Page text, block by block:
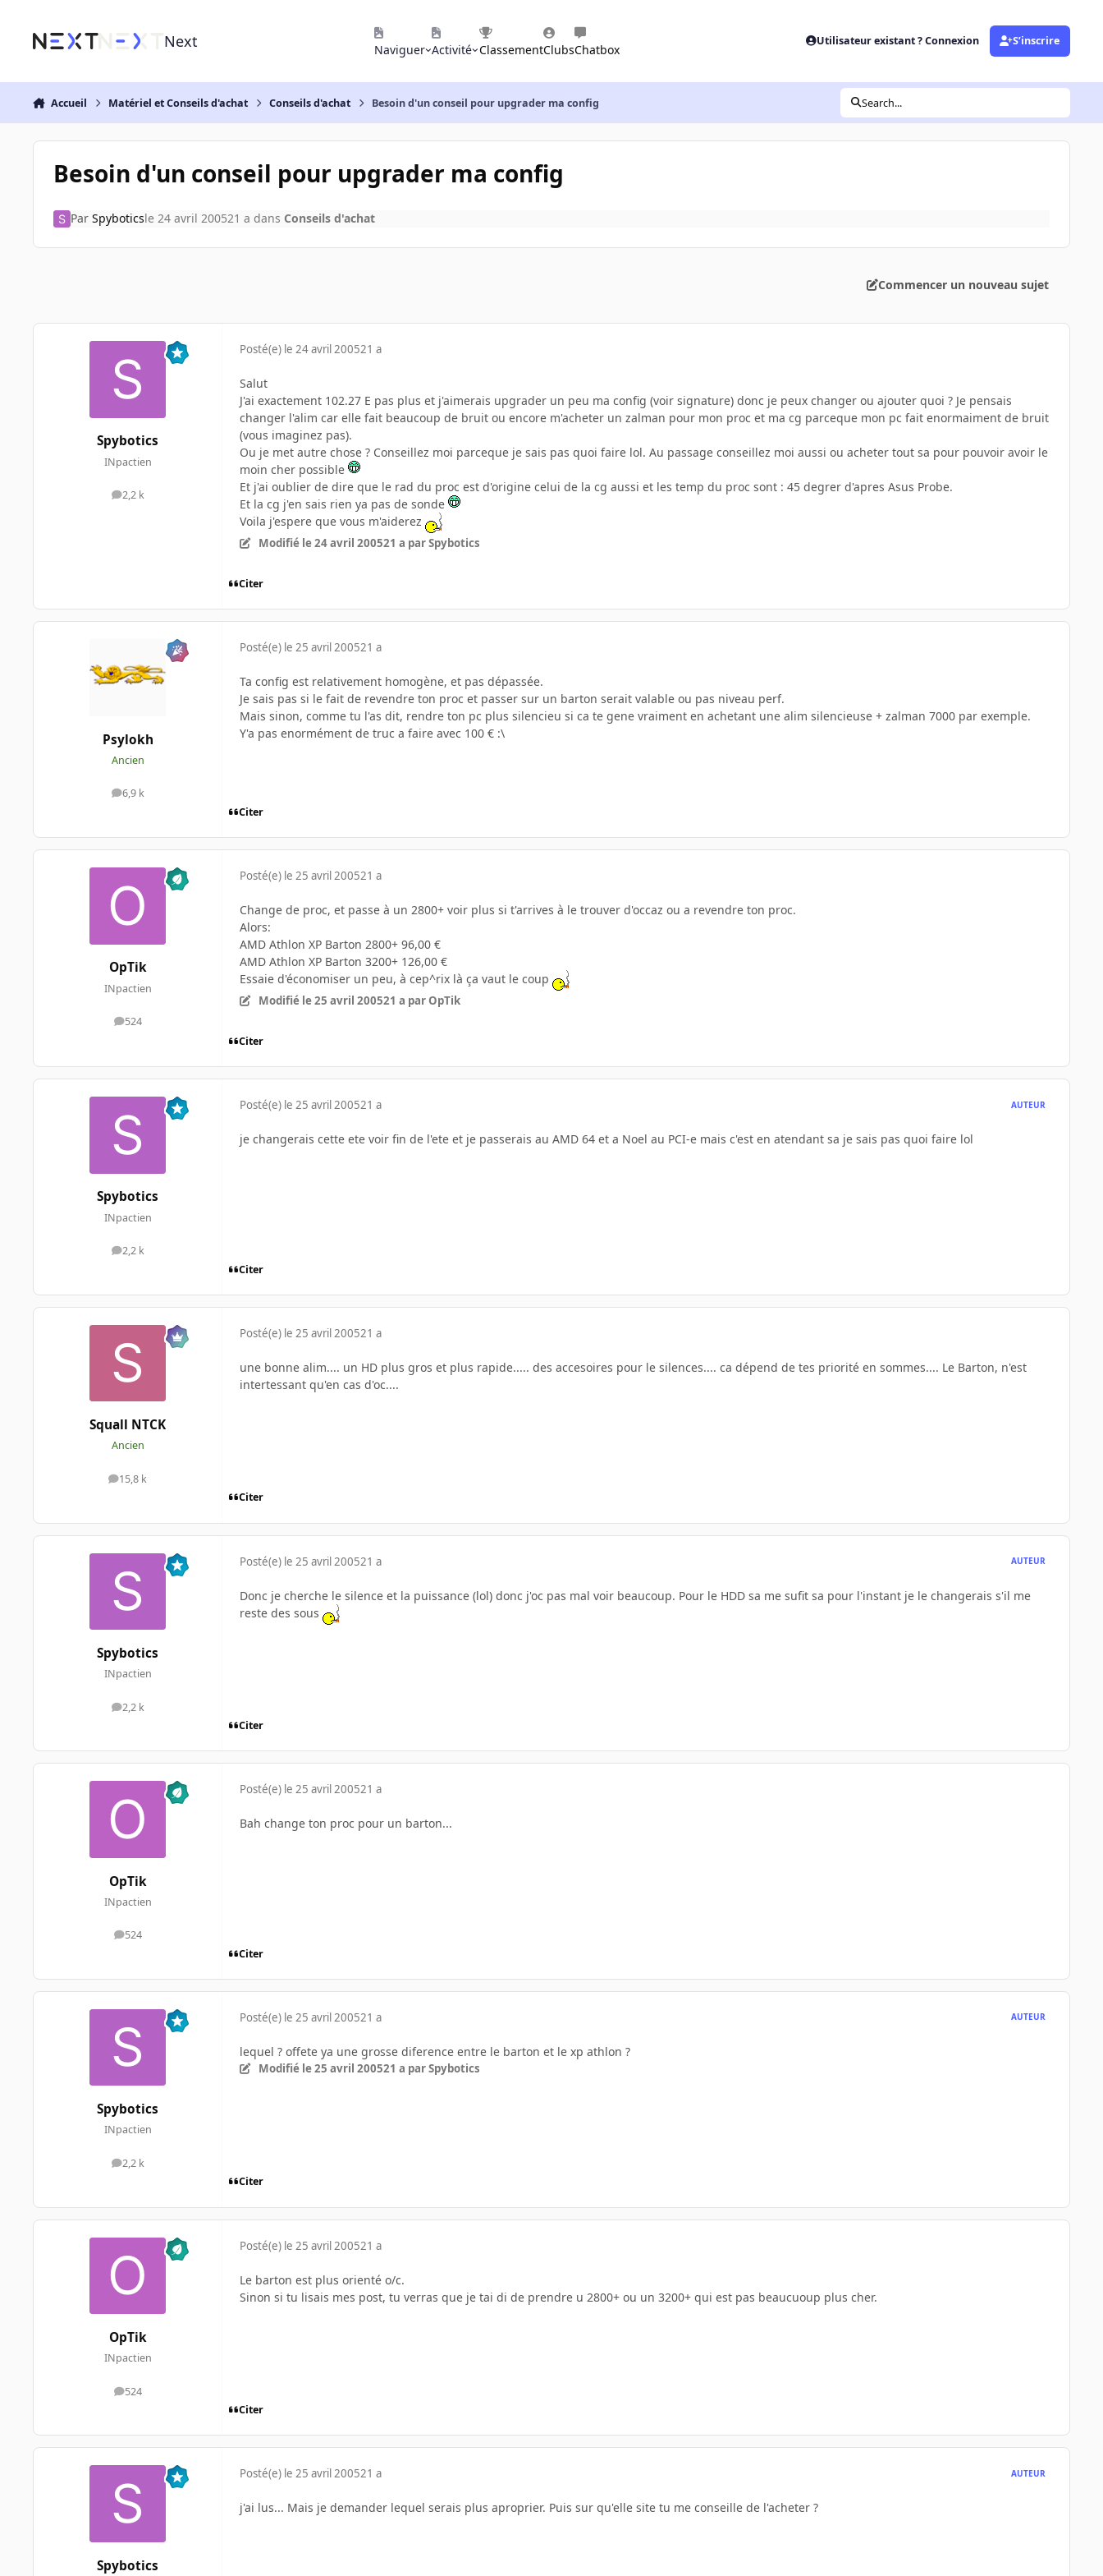
Next Naviguer Activité ClassementClubsChatbox
Utilisateur existant ? Connexion S’inscrire
Accueil Matériel et Conseils d'achat Conseils d'achat Besoin d'un conseil pour upgrader ma config Search...
Besoin d'un conseil pour upgrader ma config
Par Spyboticsle 24 avril 200521 a dans Conseils d'achat
Commencer un nouveau sujet
Spybotics
INpactien
2,2 k
messages
Posté(e) le 24 avril 200521 a
Salut
J'ai exactement 102.27 E pas plus et j'aimerais upgrader un peu ma config (voir signature) donc je peux changer ou ajouter quoi ? Je pensais
changer l'alim car elle fait beaucoup de bruit ou encore m'acheter un zalman pour mon proc et ma cg parceque mon pc fait enormaiment de bruit
(vous imaginez pas).
Ou je met autre chose ? Conseillez moi parceque je sais pas quoi faire lol. Au passage conseillez moi aussi ou acheter tout sa pour pouvoir avoir le
moin cher possible
Et j'ai oublier de dire que le rad du proc est d'origine celui de la cg aussi et les temp du proc sont : 45 degrer d'apres Asus Probe.
Et la cg j'en sais rien ya pas de sonde
Voila j'espere que vous m'aiderez
Modifié le 24 avril 200521 a par Spybotics
Citer
Psylokh
Ancien
6,9 k
messages
Posté(e) le 25 avril 200521 a
Ta config est relativement homogène, et pas dépassée.
Je sais pas si le fait de revendre ton proc et passer sur un barton serait valable ou pas niveau perf.
Mais sinon, comme tu l'as dit, rendre ton pc plus silencieu si ca te gene vraiment en achetant une alim silencieuse + zalman 7000 par exemple.
Y'a pas enormément de truc a faire avec 100 € :\
Citer
OpTik
INpactien
524
messages
Posté(e) le 25 avril 200521 a
Change de proc, et passe à un 2800+ voir plus si t'arrives à le trouver d'occaz ou a revendre ton proc.
Alors:
AMD Athlon XP Barton 2800+ 96,00 €
AMD Athlon XP Barton 3200+ 126,00 €
Essaie d'économiser un peu, à cep^rix là ça vaut le coup
Modifié le 25 avril 200521 a par OpTik
Citer
Spybotics
INpactien
2,2 k
messages
Posté(e) le 25 avril 200521 a AUTEUR
je changerais cette ete voir fin de l'ete et je passerais au AMD 64 et a Noel au PCI-e mais c'est en atendant sa je sais pas quoi faire lol
Citer
Squall NTCK
Ancien
15,8 k
messages
Posté(e) le 25 avril 200521 a
une bonne alim.... un HD plus gros et plus rapide..... des accesoires pour le silences.... ca dépend de tes priorité en sommes.... Le Barton, n'est
intertessant qu'en cas d'oc....
Citer
Spybotics
INpactien
2,2 k
messages
Posté(e) le 25 avril 200521 a AUTEUR
Donc je cherche le silence et la puissance (lol) donc j'oc pas mal voir beaucoup. Pour le HDD sa me sufit sa pour l'instant je le changerais s'il me
reste des sous
Citer
OpTik
INpactien
524
messages
Posté(e) le 25 avril 200521 a
Bah change ton proc pour un barton...
Citer
Spybotics
INpactien
2,2 k
messages
Posté(e) le 25 avril 200521 a AUTEUR
lequel ? offete ya une grosse diference entre le barton et le xp athlon ?
Modifié le 25 avril 200521 a par Spybotics
Citer
OpTik
INpactien
524
messages
Posté(e) le 25 avril 200521 a
Le barton est plus orienté o/c.
Sinon si tu lisais mes post, tu verras que je tai di de prendre u 2800+ ou un 3200+ qui est pas beaucuoup plus cher.
Citer
Spybotics
Posté(e) le 25 avril 200521 a AUTEUR
j'ai lus... Mais je demander lequel serais plus aproprier. Puis sur qu'elle site tu me conseille de l'acheter ?